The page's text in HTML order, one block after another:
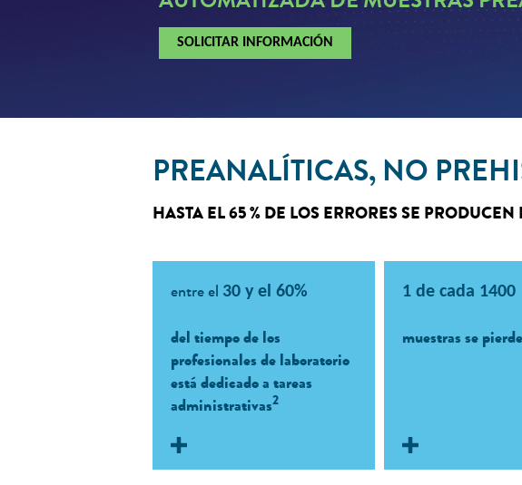
SOLICITAR INFORMACIÓN
PREANALÍTICAS, NO
HASTA EL 65 % DE LOS ERRORES SE
entre el 30 y el 60%
del tiempo de los
profesionales de laboratorio
está dedicado a tareas
administrativas2
Carga manual
fuera del laboratorio
dependen de procesos
manuales complejos que
requieren un registro
1 de cada 1400
muestras se
Muestras
fase